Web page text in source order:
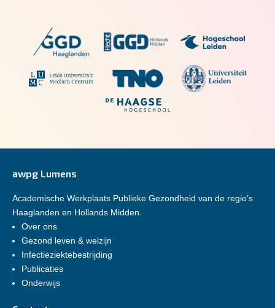
awpg Lumens
Academische Werkplaats Publieke Gezondheid van de regio’s
Haaglanden en Hollands Midden.
Over ons
Gezond leven & welzijn
Infectieziektebestrijding
Publicaties
Onderwijs